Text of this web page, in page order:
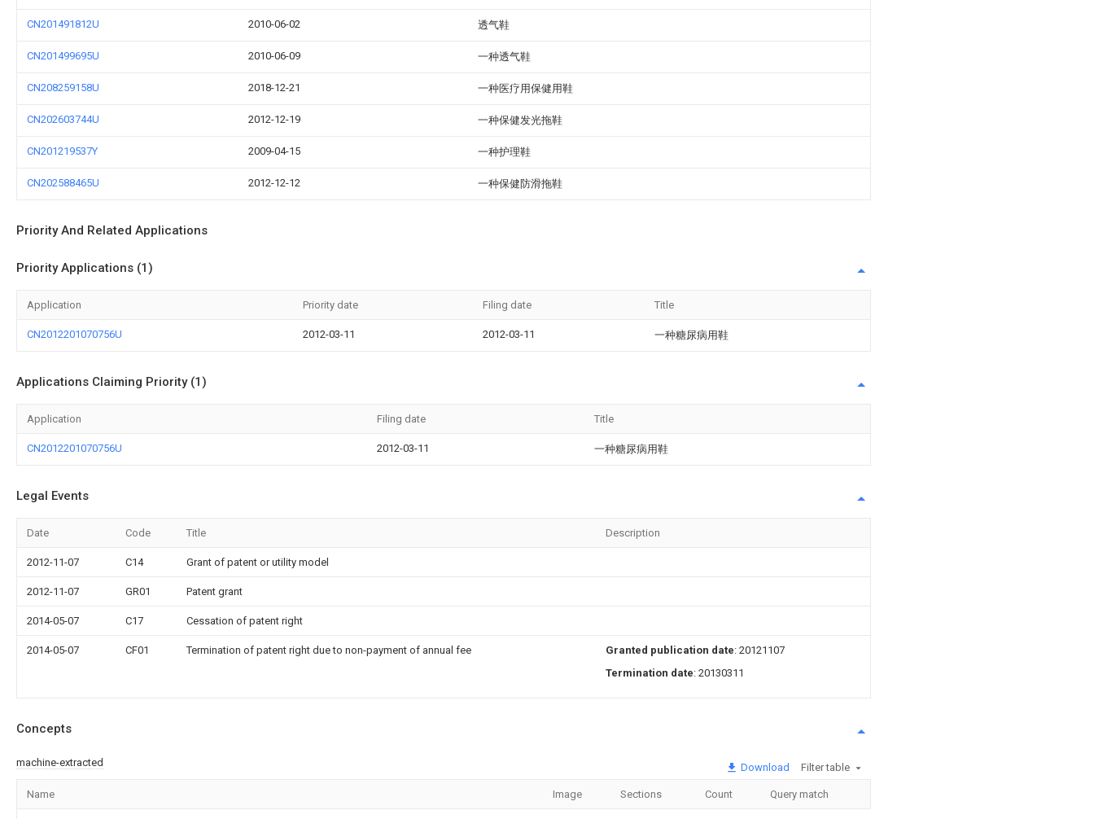
CN201491812U 2010-06-02 透气鞋
CN201499695U 2010-06-09 一种透气鞋
CN208259158U 2018-12-21 一种医疗用保健用鞋
CN202603744U 2012-12-19 一种保健发光拖鞋
CN201219537Y 2009-04-15 一种护理鞋
CN202588465U 2012-12-12 一种保健防滑拖鞋
Priority And Related Applications
Priority Applications (1)
Application Priority date Filing date Title
CN2012201070756U 2012-03-11 2012-03-11 一种糖尿病用鞋
Applications Claiming Priority (1)
Application Filing date Title
CN2012201070756U 2012-03-11 一种糖尿病用鞋
Legal Events
Date Code Title Description
2012-11-07 C14 Grant of patent or utility model
2012-11-07 GR01 Patent grant
2014-05-07 C17 Cessation of patent right
2014-05-07 CF01 Termination of patent right due to non-payment of annual fee Granted publication date: 20121107
Termination date: 20130311
Concepts
machine-extracted Download Filter table
Name Image Sections Count Query match